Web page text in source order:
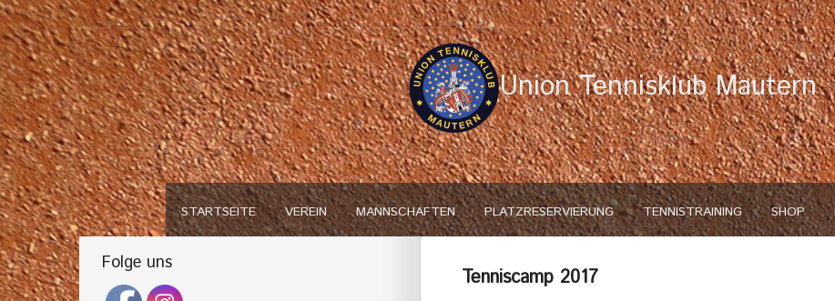
Union Tennisklub Mautern
STARTSEITE VEREIN MANNSCHAFTEN PLATZRESERVIERUNG TENNISTRAINING SHOP
Folge uns
Tenniscamp 2017